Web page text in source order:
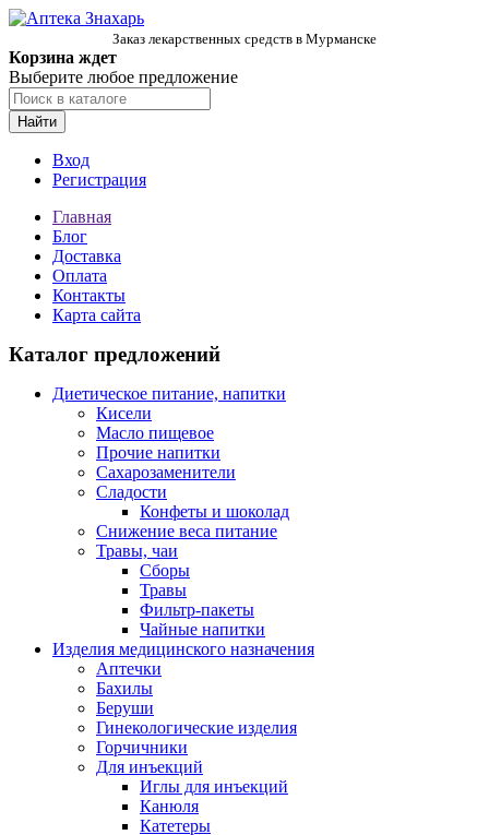
Заказ лекарственных средств в Мурманске
Корзина ждет
Выберите любое предложение
Найти
Вход
Регистрация
Главная
Блог
Доставка
Оплата
Контакты
Карта сайта
Каталог предложений
Диетическое питание, напитки
Кисели
Масло пищевое
Прочие напитки
Сахарозаменители
Сладости
Конфеты и шоколад
Снижение веса питание
Травы, чаи
Сборы
Травы
Фильтр-пакеты
Чайные напитки
Изделия медицинского назначения
Аптечки
Бахилы
Беруши
Гинекологические изделия
Горчичники
Для инъекций
Иглы для инъекций
Канюля
Катетеры